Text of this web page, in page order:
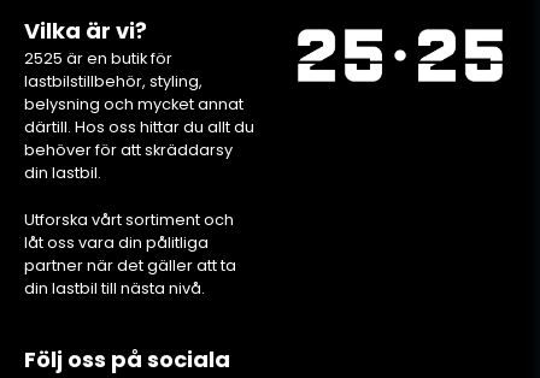
Vilka är vi?
2525 är en butik för
lastbilstillbehör, styling,
belysning och mycket annat
därtill. Hos oss hittar du allt du
behöver för att skräddarsy
din lastbil.
Utforska vårt sortiment och
låt oss vara din pålitliga
partner när det gäller att ta
din lastbil till nästa nivå.
Följ oss på sociala